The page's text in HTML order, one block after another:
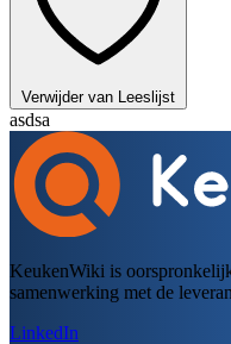
Verwijder van Leeslijst
asdsa
KeukenWiki is
samenwerking met de
LinkedIn